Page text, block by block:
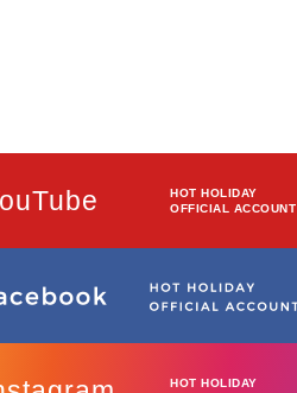
HOT HOLIDAY
OFFICIAL ACCOUNT
HOT HOLIDAY